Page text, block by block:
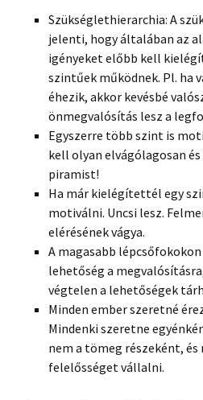
Szükséglethierarchia: A
jelenti, hogy általában az
igényeket előbb kell
szintűek működnek. Pl. ha
éhezik, akkor kevésbé
önmegvalósítás lesz a
Egyszerre több szint is
kell olyan elvágólagosan
piramist!
Ha már kielégítettél egy
motiválni. Uncsi lesz.
elérésének vágya.
A magasabb
lehetőség a
végtelen a lehetőségek
Minden ember szeretné
Mindenki szeretne
nem a tömeg részeként,
felelősséget vállalni.